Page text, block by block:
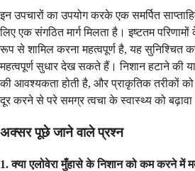
इन उपचारों का उपयोग करके एक समर्पित
लिए एक संगठित मार्ग मिलता है। इष्टतम
रूप से शामिल करना महत्वपूर्ण है, यह सुनिश्चित
महत्वपूर्ण सुधार देख सकते हैं। निशान हटाने की
की आवश्यकता होती है, और प्राकृतिक तरीकों
दूर करने से परे समग्र त्वचा के स्वास्थ्य को बढ़ावा
अक्सर पूछे जाने वाले प्रश्न
1. क्या एलोवेरा मुँहासे के निशान को कम करने में